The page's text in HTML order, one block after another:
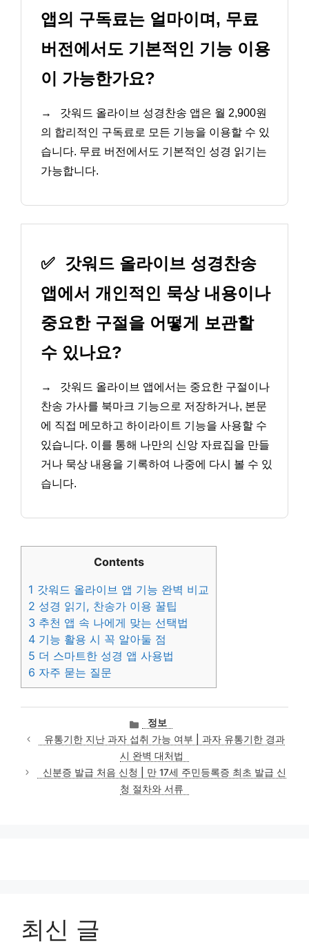
앱의 구독료는 얼마이며, 무료
버전에서도 기본적인 기능 이용
이 가능한가요?
→
갓워드 올라이브 성경찬송 앱은 월 2,900원
의 합리적인 구독료로 모든 기능을 이용할 수 있
습니다. 무료 버전에서도 기본적인 성경 읽기는
가능합니다.
✅ 갓워드 올라이브 성경찬송
앱에서 개인적인 묵상 내용이나
중요한 구절을 어떻게 보관할
수 있나요?
→
갓워드 올라이브 앱에서는 중요한 구절이나
찬송 가사를 북마크 기능으로 저장하거나, 본문
에 직접 메모하고 하이라이트 기능을 사용할 수
있습니다. 이를 통해 나만의 신앙 자료집을 만들
거나 묵상 내용을 기록하여 나중에 다시 볼 수 있
습니다.
Contents
1 갓워드 올라이브 앱 기능 완벽 비교
2 성경 읽기, 찬송가 이용 꿀팁
3 추천 앱 속 나에게 맞는 선택법
4 기능 활용 시 꼭 알아둘 점
5 더 스마트한 성경 앱 사용법
6 자주 묻는 질문
카
테
고
리
정보
유통기한 지난 과자 섭취 가능 여부 | 과자 유통기한 경과
시 완벽 대처법
신분증 발급 처음 신청 | 만 17세 주민등록증 최초 발급 신
청 절차와 서류
최신 글